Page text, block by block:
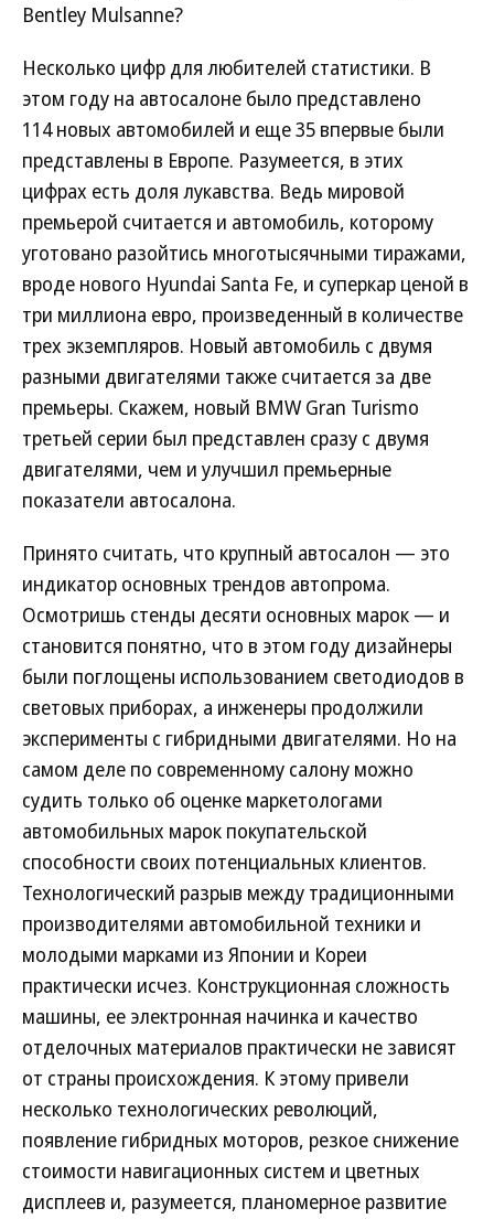
Bentley Mulsanne?
Несколько цифр для любителей статистики. В
этом году на автосалоне было представлено
114 новых автомобилей и еще 35 впервые были
представлены в Европе. Разумеется, в этих
цифрах есть доля лукавства. Ведь мировой
премьерой считается и автомобиль, которому
уготовано разойтись многотысячными тиражами,
вроде нового Hyundai Santa Fe, и суперкар ценой в
три миллиона евро, произведенный в количестве
трех экземпляров. Новый автомобиль с двумя
разными двигателями также считается за две
премьеры. Скажем, новый BMW Gran Turismo
третьей серии был представлен сразу с двумя
двигателями, чем и улучшил премьерные
показатели автосалона.
Принято считать, что крупный автосалон — это
индикатор основных трендов автопрома.
Осмотришь стенды десяти основных марок — и
становится понятно, что в этом году дизайнеры
были поглощены использованием светодиодов в
световых приборах, а инженеры продолжили
эксперименты с гибридными двигателями. Но на
самом деле по современному салону можно
судить только об оценке маркетологами
автомобильных марок покупательской
способности своих потенциальных клиентов.
Технологический разрыв между традиционными
производителями автомобильной техники и
молодыми марками из Японии и Кореи
практически исчез. Конструкционная сложность
машины, ее электронная начинка и качество
отделочных материалов практически не зависят
от страны происхождения. К этому привели
несколько технологических революций,
появление гибридных моторов, резкое снижение
стоимости навигационных систем и цветных
дисплеев и, разумеется, планомерное развитие